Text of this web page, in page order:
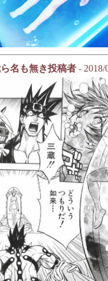
名も無き投稿者 - 2018/